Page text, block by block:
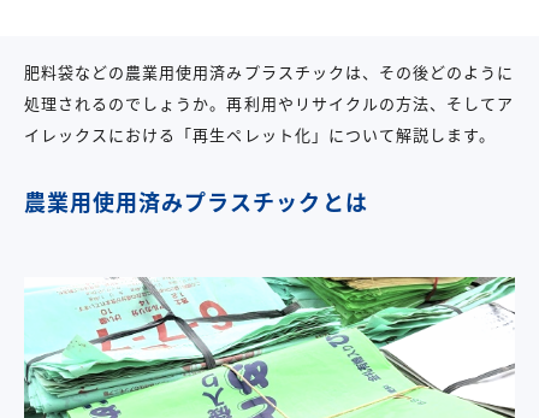
肥料袋などの農業用使用済みプラスチックは、その後どのように
処理されるのでしょうか。再利用やリサイクルの方法、そしてア
イレックスにおける「再生ペレット化」について解説します。
農業用使用済みプラスチックとは